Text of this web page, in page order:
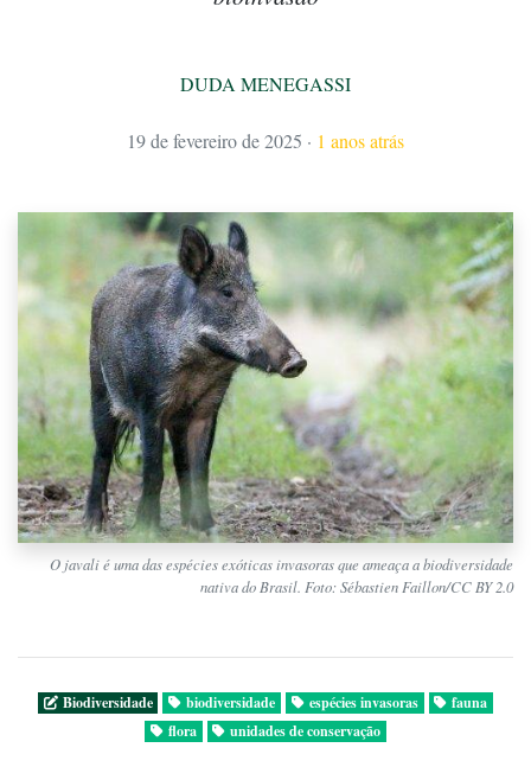
DUDA MENEGASSI
19 de fevereiro de 2025 · 1 anos atrás
O javali é uma das espécies exóticas invasoras que ameaça a biodiversidade
nativa do Brasil. Foto: Sébastien Faillon/CC BY 2.0
Biodiversidade biodiversidade espécies invasoras
fauna
flora
unidades de conservação